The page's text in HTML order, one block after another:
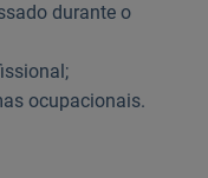
durante o
ocupacionais.